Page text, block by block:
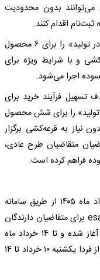
بدون محدودیت
اقدام کنند.
ایران‌خودرو مرحله دوم طرح فروش «مشارکت در تولید» را برای ۶ محصول
و با شرایط ویژه برای
اجرا می‌شود.
تسهیل فرآیند خرید برای
را برای شش محصول
نیاز به قرعه‌کشی برگزار
متقاضیان طرح عادی،
فراهم کرده است.
ثبت‌نام در این دوره از فروش، از امروز ۹ خرداد ماه ۱۴۰۵ از طریق سامانه
فروش اینترنتی ایران‌خودرو به آدرس esale.ikco.ir برای متقاضیان دارندگان
خودرو‌های فرسوده و مادران (جوانی جمعیت) آغاز شده و تا ۱۴ خرداد ماه
ادامه خواهد داشت. ضمن اینکه طرح عادی نیز از فردا یکشنبه ۱۰ خرداد تا ۱۴